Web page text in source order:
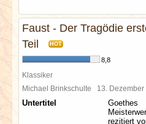
Faust - Der Tragödie
Teil
HOT
8,8
Klassiker
Michael Brinkschulte 13. Dezember
Untertitel
Goethes
rezitiert